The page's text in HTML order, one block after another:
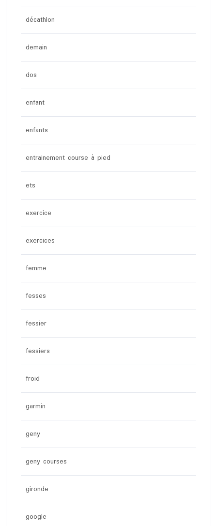
décathlon
demain
dos
enfant
enfants
entrainement course à pied
ets
exercice
exercices
femme
fesses
fessier
fessiers
froid
garmin
geny
geny courses
gironde
google